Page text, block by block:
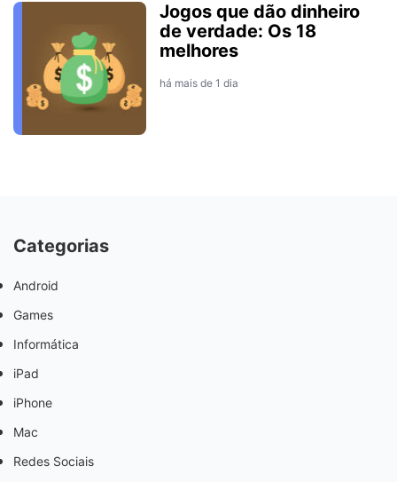
Jogos que dão dinheiro
de verdade: Os 18
melhores
há mais de 1 dia
Categorias
Android
Games
Informática
iPad
iPhone
Mac
Redes Sociais